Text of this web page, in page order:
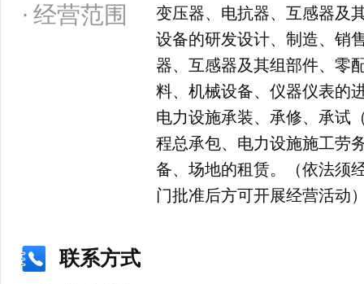
经营范围
变压器、电抗器、互感器及
设备的研发设计、制造、销
器、互感器及其组部件、零
料、机械设备、仪器仪表的
电力设施承装、承修、承试
程总承包、电力设施施工劳
备、场地的租赁。（依法须
门批准后方可开展经营活动
联系方式